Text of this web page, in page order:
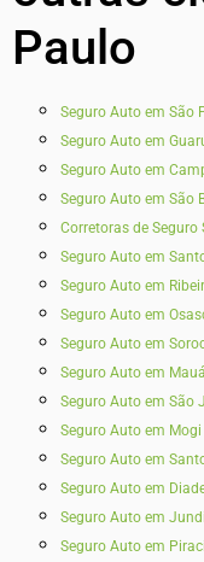
Paulo
Seguro Auto em São
Seguro Auto em
Seguro Auto em
Seguro Auto em São
Corretoras de
Seguro Auto em
Seguro Auto em
Seguro Auto em
Seguro Auto em
Seguro Auto em Mauá
Seguro Auto em São
Seguro Auto em
Seguro Auto em
Seguro Auto em
Seguro Auto em
Seguro Auto em